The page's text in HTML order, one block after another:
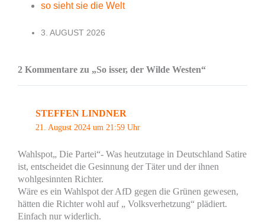
so sieht sie die Welt
3. AUGUST 2026
2 Kommentare zu „So isser, der Wilde Westen“
STEFFEN LINDNER
21. August 2024 um 21:59 Uhr
Wahlspot„ Die Partei“- Was heutzutage in Deutschland Satire
ist, entscheidet die Gesinnung der Täter und der ihnen
wohlgesinnten Richter.
Wäre es ein Wahlspot der AfD gegen die Grünen gewesen,
hätten die Richter wohl auf „ Volksverhetzung“ plädiert.
Einfach nur widerlich.